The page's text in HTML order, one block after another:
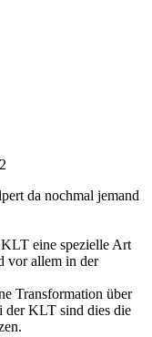
da nochmal jemand
KLT eine spezielle Art
vor allem in der
Transformation über
der KLT sind dies die